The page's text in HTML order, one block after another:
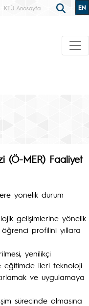
KTÜ Anasayfa EN
(Ö-MER) Faaliyet
yönelik durum
gelişimlerine yönelik
profilini yıllara
yenilikçi
eğitimde ileri teknoloji
ve uygulamaya
sürecinde olmasına